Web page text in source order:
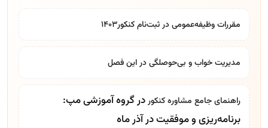
مقررات وظیفه‌عمومی در ثبت‌نام کنکور۱۴۰۳
مدیریت خواب و بی‌حوصلگی در این فصل
راهنمای جامع مشاوره کنکوردر گروه آموزشی مپ:
برنامه‌ریزی و موفقیت در آذر ماه